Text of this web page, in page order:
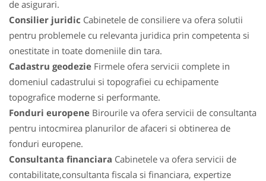
de asigurari.
Consilier juridic Cabinetele de consiliere va ofera solutii
pentru problemele cu relevanta juridica prin competenta si
onestitate in toate domeniile din tara.
Cadastru geodezie Firmele ofera servicii complete in
domeniul cadastrului si topografiei cu echipamente
topografice moderne si performante.
Fonduri europene Birourile va ofera servicii de consultanta
pentru intocmirea planurilor de afaceri si obtinerea de
fonduri europene.
Consultanta financiara Cabinetele va ofera servicii de
contabilitate,consultanta fiscala si financiara, expertize